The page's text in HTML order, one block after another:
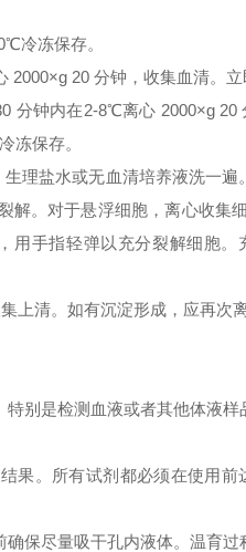
冷冻保存。
20 分钟，收集血清。
分钟内在2-8℃离心 2000×g
冻保存。
理盐水或无血清培养液洗一
解。对于悬浮细胞，离心收集
用手指轻弹以充分裂解细胞
上清。如有沉淀形成，应再次离
别是检测血液或者其他体液
果。所有试剂都必须在使用
保尽量吸干孔内液体。温育过